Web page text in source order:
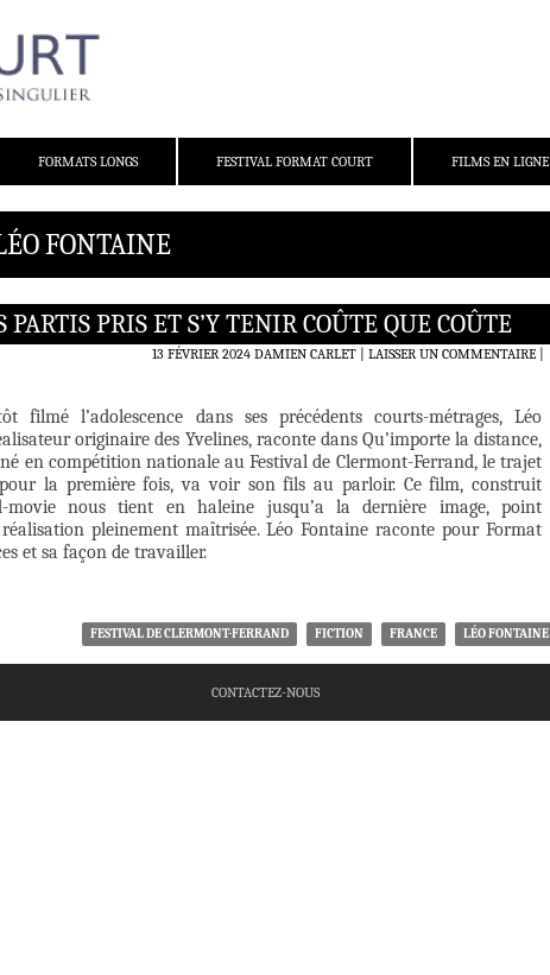
FORMATS LONGS FESTIVAL FORMAT COURT FILMS EN LIGNE
FONTAINE
PRIS ET S’Y TENIR COÛTE QUE COÛTE
13 FÉVRIER 2024 DAMIEN CARLET LAISSER UN COMMENTAIRE|
filmé l’adolescence dans ses précédents courts-métrages, Léo
originaire des Yvelines, raconte dans Qu’importe la distance,
en compétition nationale au Festival de Clermont-Ferrand, le trajet
la première fois, va voir son fils au parloir. Ce film, construit
movie nous tient en haleine jusqu’a la dernière image, point
pleinement maîtrisée. Léo Fontaine raconte pour Format
et sa façon de travailler.
FESTIVAL DE CLERMONT-FERRAND FICTION FRANCE LÉO FONTAINE
CONTACTEZ-NOUS